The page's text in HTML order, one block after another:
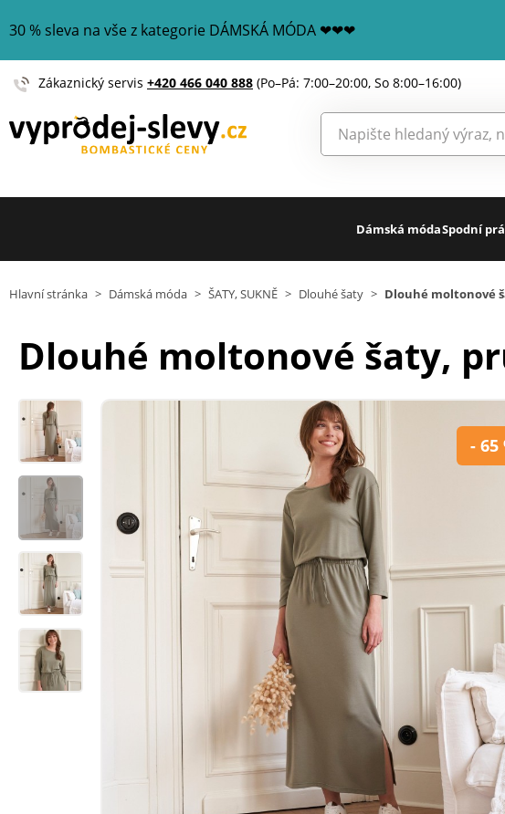
30 % sleva na vše z kategorie DÁMSKÁ MÓDA ❤❤❤
Zákaznický servis +420 466 040 888 (Po–Pá: 7:00–20:00, So 8:00–16:00)
Dámská módaSpodní
Hlavní stránka > Dámská móda > ŠATY, SUKNĚ > Dlouhé šaty > Dlouhé moltonové
Dlouhé moltonové šaty,
- 65